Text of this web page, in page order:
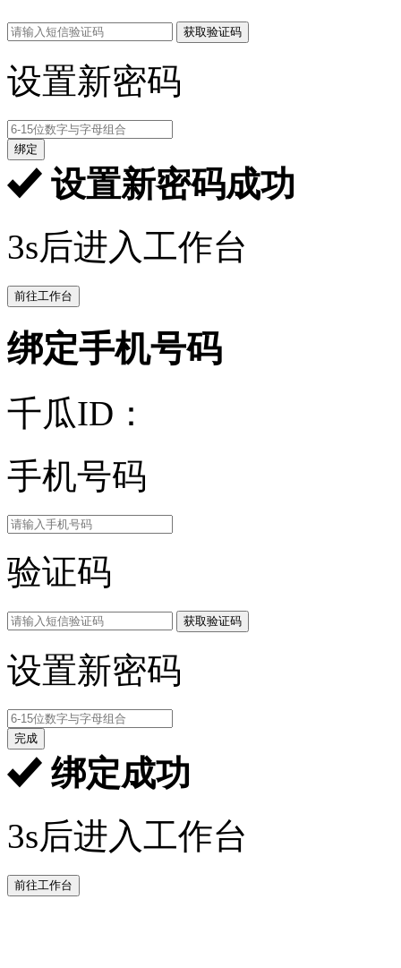
获取验证码
设置新密码
绑定
设置新密码成功
3s后进入工作台
前往工作台
绑定手机号码
千瓜ID：
手机号码
验证码
获取验证码
设置新密码
完成
绑定成功
3s后进入工作台
前往工作台